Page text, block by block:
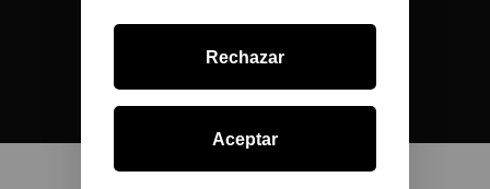
Todos nuestros precios son IVA Incluido
Desarrollado por
Rechazar
Aceptar